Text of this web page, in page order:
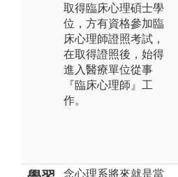
取得臨床心理碩士學
位，方有資格參加臨
床心理師證照考試，
在取得證照後，始得
進入醫療單位從事
『臨床心理師』工
作。
念心理系將來就是當